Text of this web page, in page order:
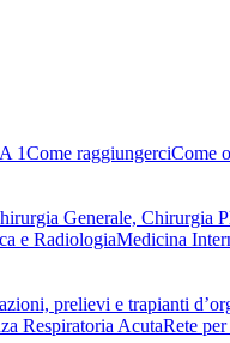
1Come raggiungerciCome
Generale, Chirurgia
e RadiologiaMedicina
prelievi e trapianti
Respiratoria AcutaRete